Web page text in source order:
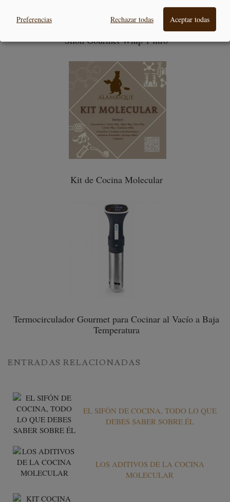
Sifón Gourmet Whip 1 litro
Kit de Cocina Molecular
Termocirculador Gourmet para Cocinar al Vacío a Baja
Temperatura
ENTRADAS RELACIONADAS
EL SIFÓN DE COCINA, TODO LO QUE
DEBES SABER SOBRE ÉL
LOS ADITIVOS DE LA COCINA
MOLECULAR
Preferencias Rechazar todas Aceptar todas